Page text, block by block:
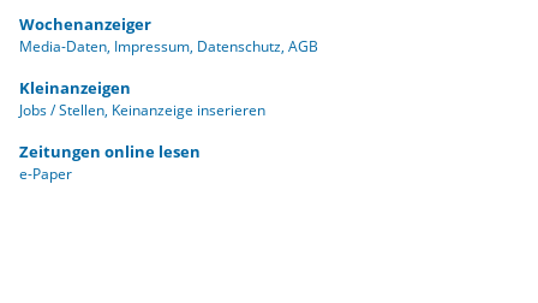
Wochenanzeiger
Media-Daten Impressum Datenschutz AGB
Kleinanzeigen
Jobs / Stellen Keinanzeige inserieren
Zeitungen online lesen
e-Paper